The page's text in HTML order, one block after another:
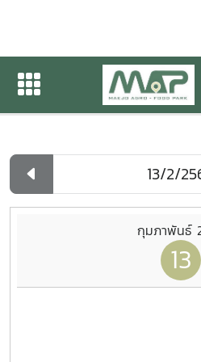
ปฏิทินกิจกรรมขอ
ปฏิทินกิจกรรมของหน่วยงาน
กุมภาพันธ์
13